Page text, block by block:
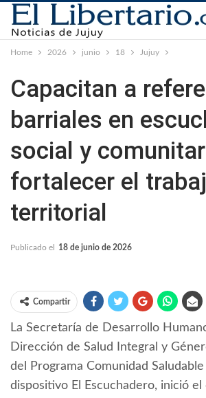
Home 2026 junio 18 Jujuy
Capacitan a
barriales en
social y
fortalecer el
territorial
Publicado el 18 de junio de 2026
Compartir
La Secretaría de Desarrollo
Dirección de Salud Integral y
del Programa Comunidad Saludable
dispositivo El Escuchadero, inició el